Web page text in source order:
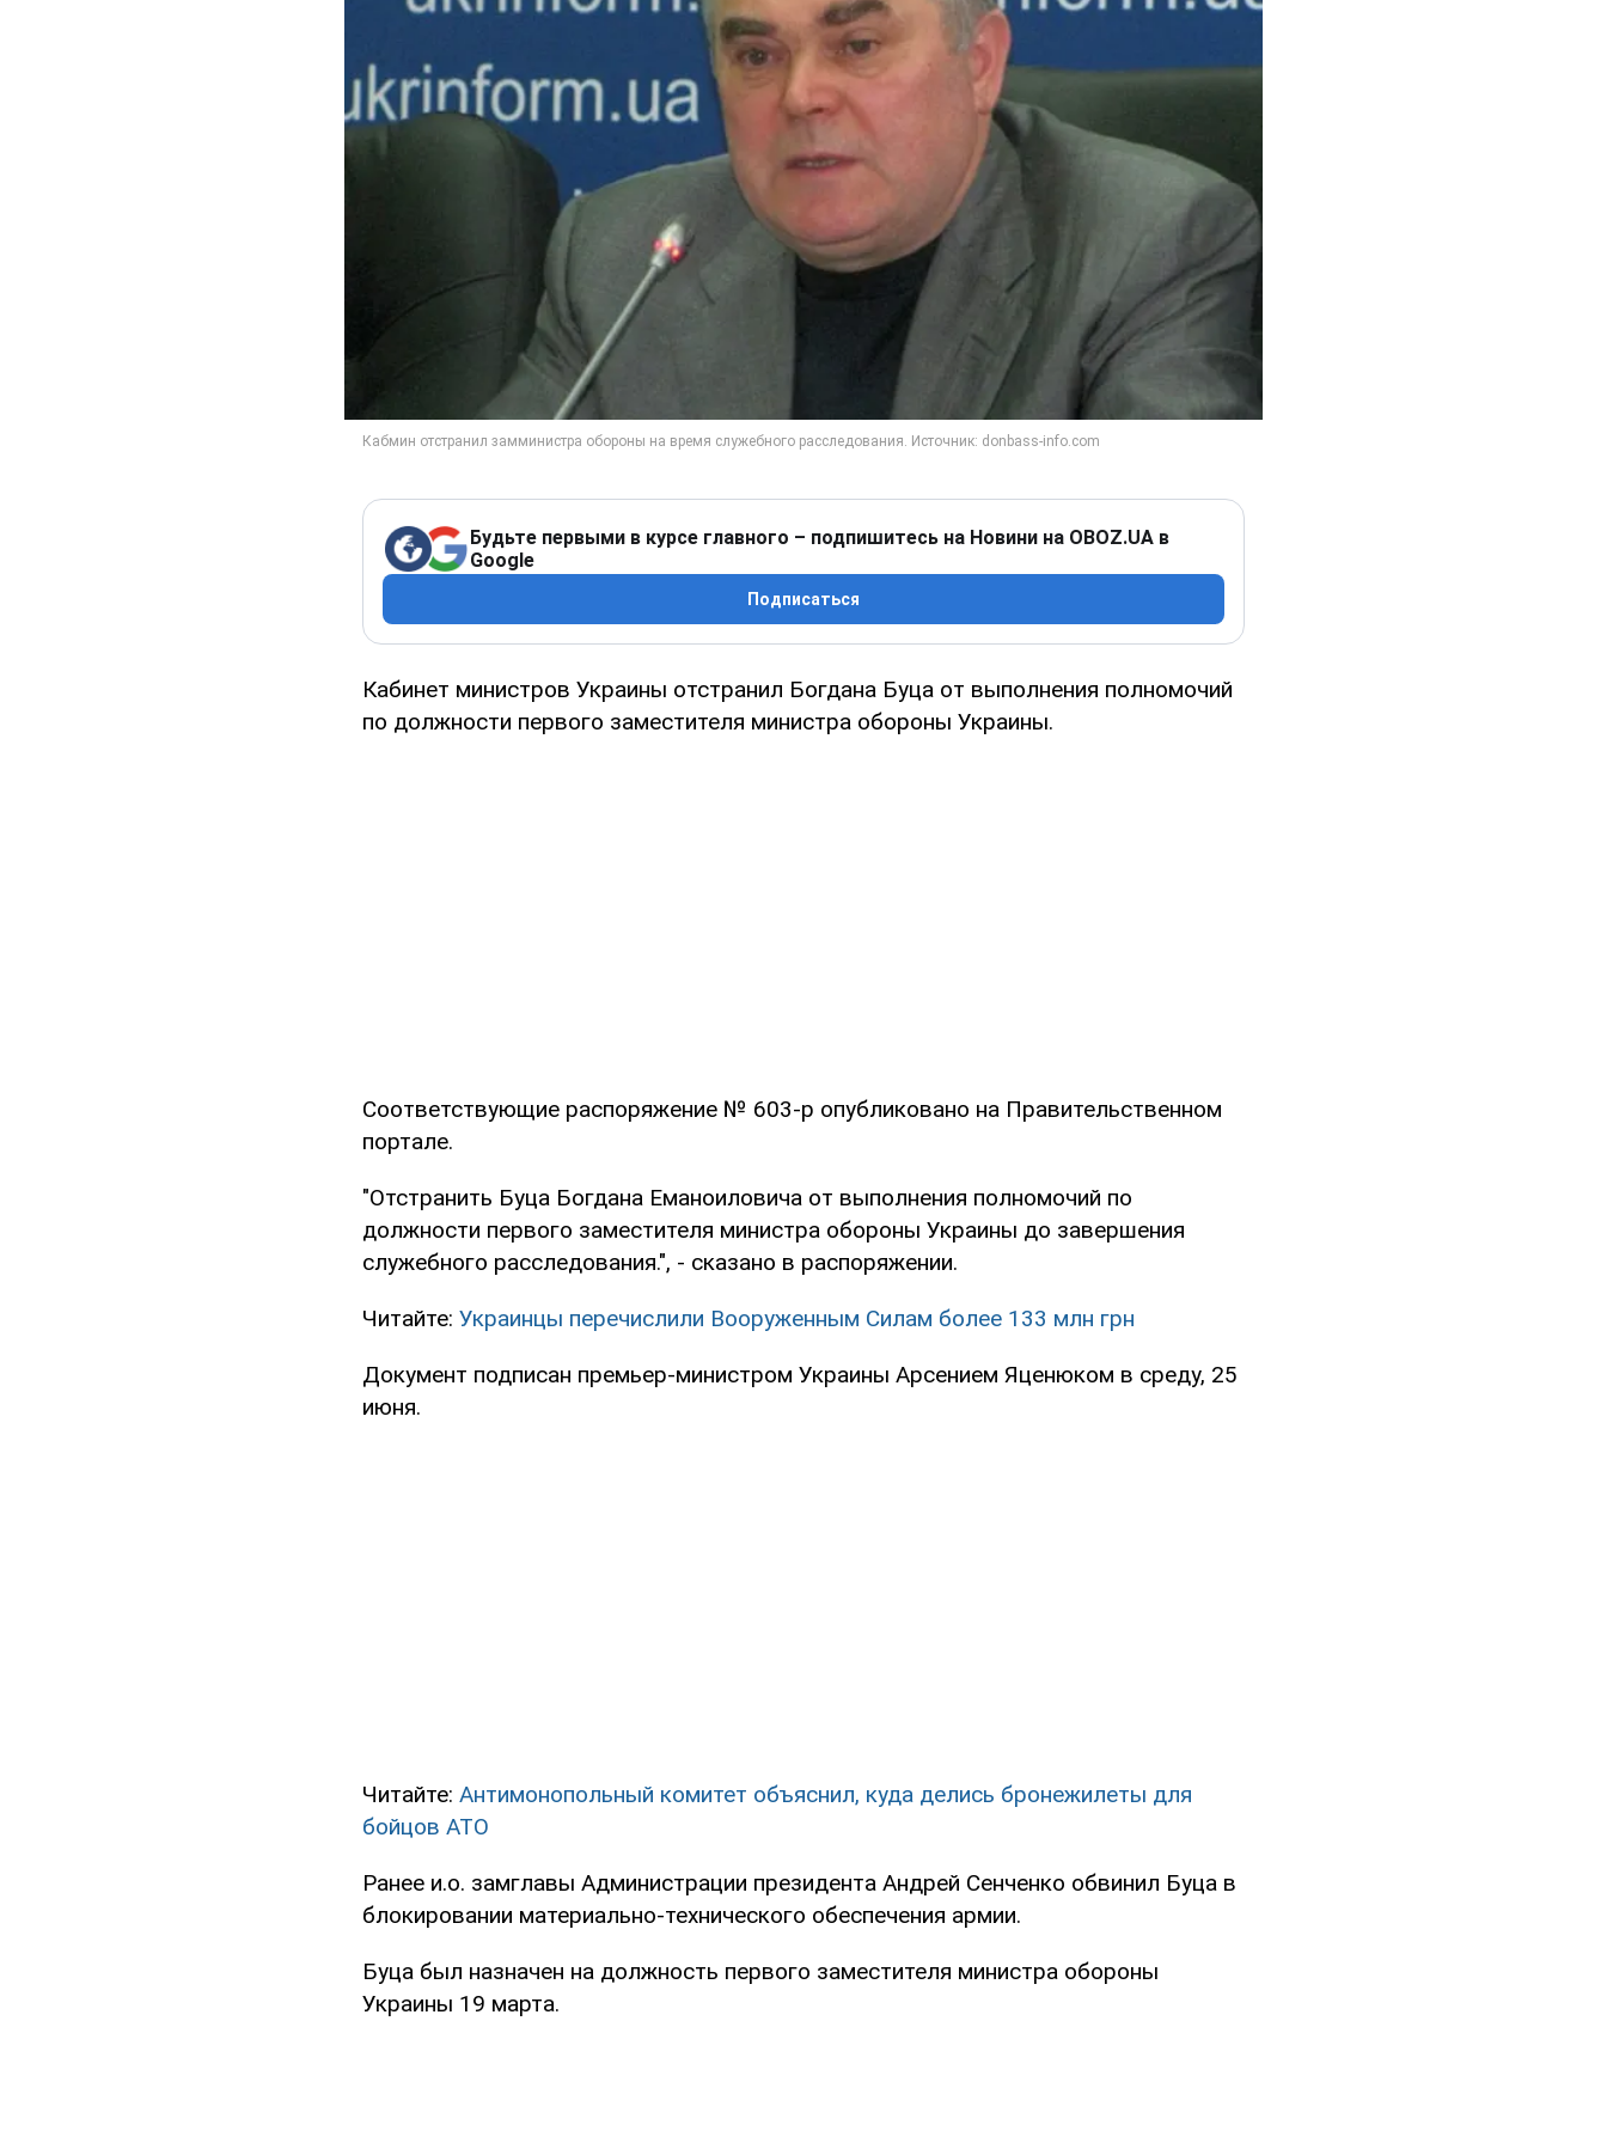
Будьте первыми в курсе главного – подпишитесь на Новини на OBOZ.UA в
Google
Подписаться
Кабинет министров Украины отстранил Богдана Буца от выполнения полномочий
по должности первого заместителя министра обороны Украины.
Соответствующие распоряжение № 603-р опубликовано на Правительственном
портале.
"Отстранить Буца Богдана Еманоиловича от выполнения полномочий по
должности первого заместителя министра обороны Украины до завершения
служебного расследования.", - сказано в распоряжении.
Читайте: Украинцы перечислили Вооруженным Силам более 133 млн грн
Документ подписан премьер-министром Украины Арсением Яценюком в среду, 25
июня.
Читайте: Антимонопольный комитет объяснил, куда делись бронежилеты для
бойцов АТО
Ранее и.о. замглавы Администрации президента Андрей Сенченко обвинил Буца в
блокировании материально-технического обеспечения армии.
Буца был назначен на должность первого заместителя министра обороны
Украины 19 марта.